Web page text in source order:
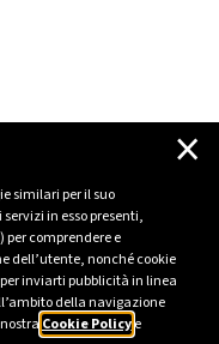
similari per il suo
in esso presenti,
per comprendere e
dell’utente, nonché cookie
inviarti pubblicità in linea
della navigazione
Cookie Policye
×
recupero dei